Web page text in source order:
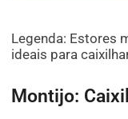
Legenda: Estores
ideais para
Montijo: